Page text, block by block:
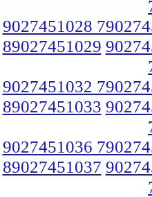
9027451028
89027451029
9027451032
89027451033
9027451036
89027451037